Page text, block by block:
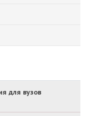
для вузов